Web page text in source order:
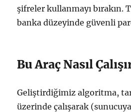
şifreler kullanmayı bırakın.
banka düzeyinde güvenli
Bu Araç Nasıl
Geliştirdiğimiz algoritma,
üzerinde çalışarak